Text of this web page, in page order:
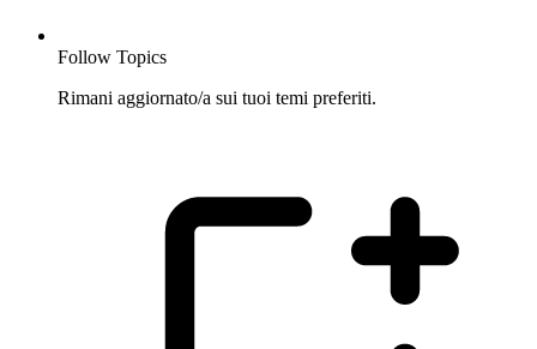
Follow Topics
Rimani aggiornato/a sui tuoi temi preferiti.